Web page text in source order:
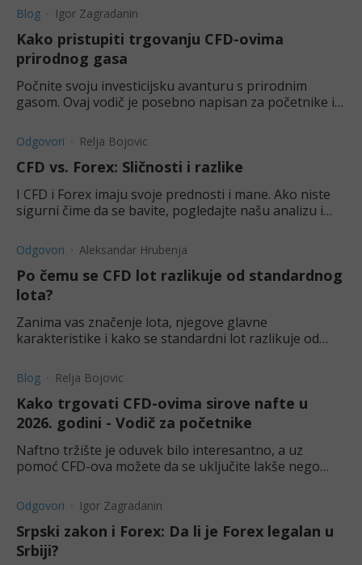
Blog Igor Zagradanin
Kako pristupiti trgovanju CFD-ovima
prirodnog gasa
Počnite svoju investicijsku avanturu s prirodnim
gasom. Ovaj vodič je posebno napisan za početnike i
Odgovori Relja Bojovic
CFD vs. Forex: Sličnosti i razlike
I CFD i Forex imaju svoje prednosti i mane. Ako niste
sigurni čime da se bavite, pogledajte našu analizu i
Odgovori Aleksandar Hrubenja
Po čemu se CFD lot razlikuje od standardnog
lota?
Zanima vas značenje lota, njegove glavne
karakteristike i kako se standardni lot razlikuje od
Blog Relja Bojovic
Kako trgovati CFD-ovima sirove nafte u
2026. godini - Vodič za početnike
Naftno tržište je oduvek bilo interesantno, a uz
pomoć CFD-ova možete da se uključite lakše nego
naftom.
Odgovori Igor Zagradanin
Srpski zakon i Forex: Da li je Forex legalan u
Srbiji?